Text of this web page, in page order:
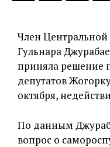
Член
Гульнара
приняла решение
депутатов
октября,
По данным
вопрос о